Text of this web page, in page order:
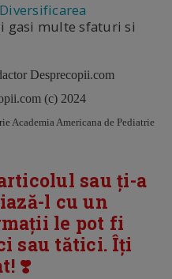
Diversificarea
gasi multe sfaturi si
Desprecopii.com
(c) 2024
Academia Americana de Pediatrie
sau ți-a
l cu un
le pot fi
sau tătici. Îți
❣️